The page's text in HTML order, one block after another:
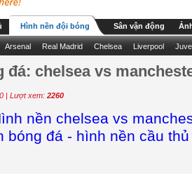
Hình nền đội bóng Sân vận động
Arsenal Real Madrid Chelsea Liverpool
đá: chelsea vs
| Lượt xem: 2260